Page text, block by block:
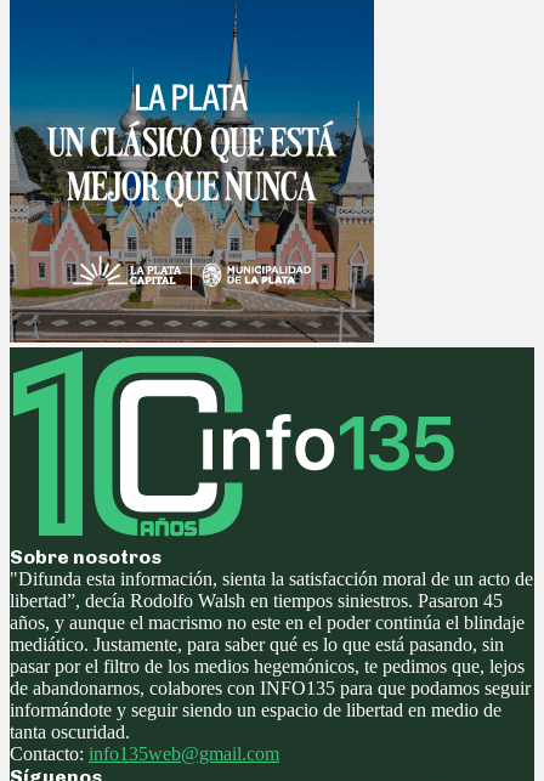
Sobre nosotros
"Difunda esta información, sienta la satisfacción moral de un acto de
libertad”, decía Rodolfo Walsh en tiempos siniestros. Pasaron 45
años, y aunque el macrismo no este en el poder continúa el blindaje
mediático. Justamente, para saber qué es lo que está pasando, sin
pasar por el filtro de los medios hegemónicos, te pedimos que, lejos
de abandonarnos, colabores con INFO135 para que podamos seguir
informándote y seguir siendo un espacio de libertad en medio de
tanta oscuridad.
Contacto: info135web@gmail.com